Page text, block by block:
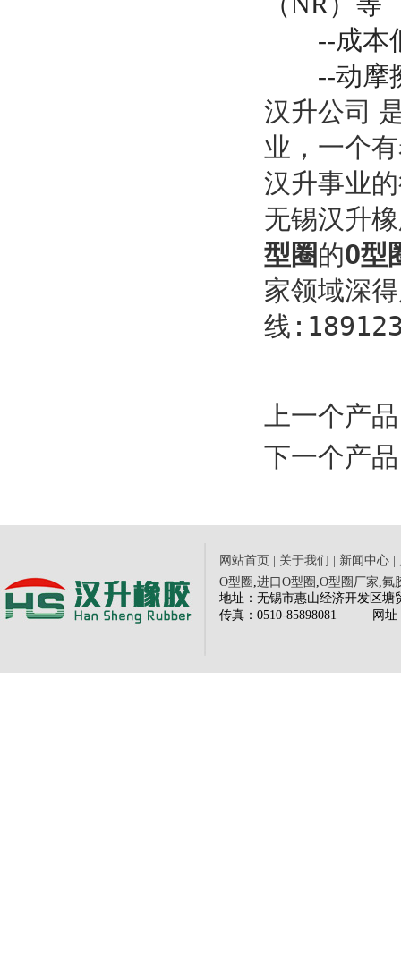
--成本
--动摩
汉升公司
业，一个
汉升事业
无锡汉升
型圈的O型
家领域深
线
上一个产
下一个产
网站首页 关于我们 新闻中心
O型圈 ,进口O型圈 ,O型圈厂家,氟
地址：无锡市惠山经济开发区
传真：0510-85898081 网 址